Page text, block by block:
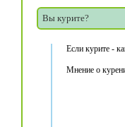
Вы курите?
Если курите -
Мнение о